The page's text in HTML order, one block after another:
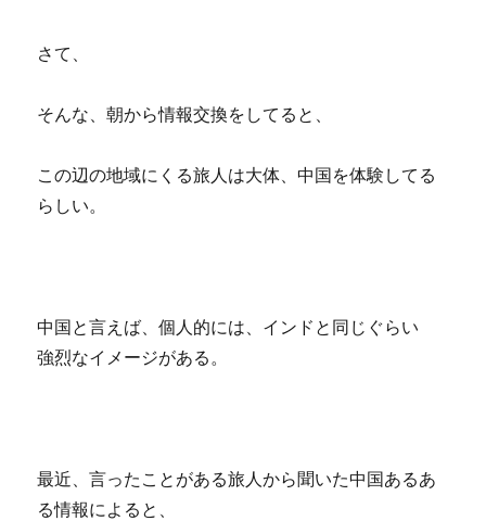
さて、
そんな、朝から情報交換をしてると、
この辺の地域にくる旅人は大体、中国を体験してる
らしい。
中国と言えば、個人的には、インドと同じぐらい
強烈なイメージがある。
最近、言ったことがある旅人から聞いた中国あるあ
る情報によると、